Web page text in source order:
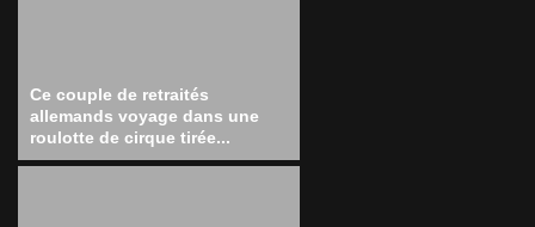
Ce couple de retraités
allemands voyage dans une
roulotte de cirque tirée...